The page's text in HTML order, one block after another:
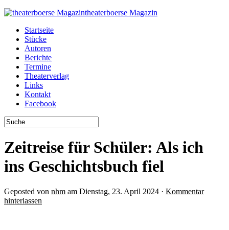
theaterboerse Magazin
Startseite
Stücke
Autoren
Berichte
Termine
Theaterverlag
Links
Kontakt
Facebook
Zeitreise für Schüler: Als ich
ins Geschichtsbuch fiel
Geposted von nhm am Dienstag, 23. April 2024 · Kommentar
hinterlassen